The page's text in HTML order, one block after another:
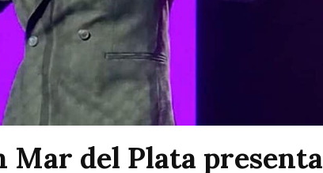
Mar del Plata presenta